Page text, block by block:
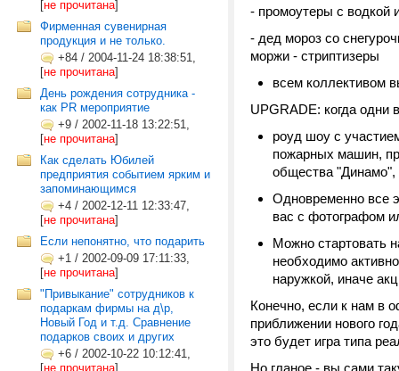
[не прочитана]
Фирменная сувенирная
продукция и не только.
+84 / 2004-11-24 18:38:51,
[не прочитана]
День рождения сотрудника -
как PR мероприятие
+9 / 2002-11-18 13:22:51,
[не прочитана]
Как сделать Юбилей
предприятия событием ярким и
запоминающимся
+4 / 2002-12-11 12:33:47,
[не прочитана]
Если непонятно, что подарить
+1 / 2002-09-09 17:11:33,
[не прочитана]
"Привыкание" сотрудников к
подаркам фирмы на д\р,
Новый Год и т.д. Сравнение
подарков своих и других
+6 / 2002-10-22 10:12:41,
[не прочитана]
- промоутеры с водкой
- дед мороз со
моржи - стриптизеры
всем коллективом
UPGRADE: когда одни
роуд шоу с
пожарных машин,
общества
Одновременно все
вас c фотографом
Можно стартовать
необходимо
наружкой, иначе
Конечно, если к нам в
приближении нового
это будет игра типа
Но гланое - вы сами